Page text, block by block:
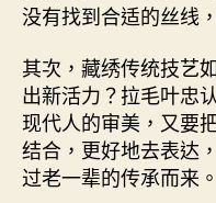
没有找到合适的丝线
其次，藏绣传统技艺
出新活力？拉毛叶忠
现代人的审美，又要
结合，更好地去表达
过老一辈的传承而来